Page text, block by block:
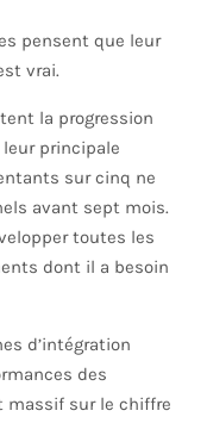
pensent que leur
vrai.
la progression
principale
sur cinq ne
avant sept mois.
toutes les
dont il a besoin
d’intégration
des
massif sur le chiffre